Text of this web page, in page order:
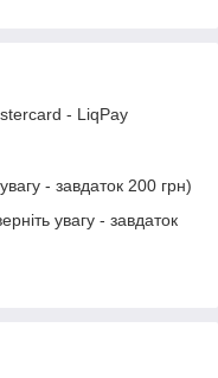
- LiqPay
- завдаток 200 грн)
увагу - завдаток